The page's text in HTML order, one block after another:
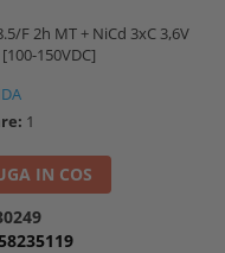
F 2h MT + NiCd 3xC 3,6V
150VDC]
1
IN COS